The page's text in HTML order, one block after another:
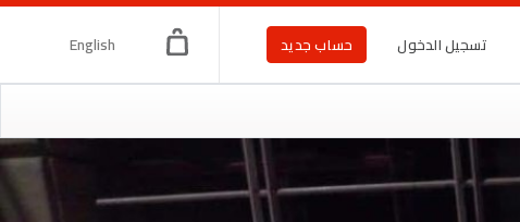
تسجيل الدخول حساب جديد English